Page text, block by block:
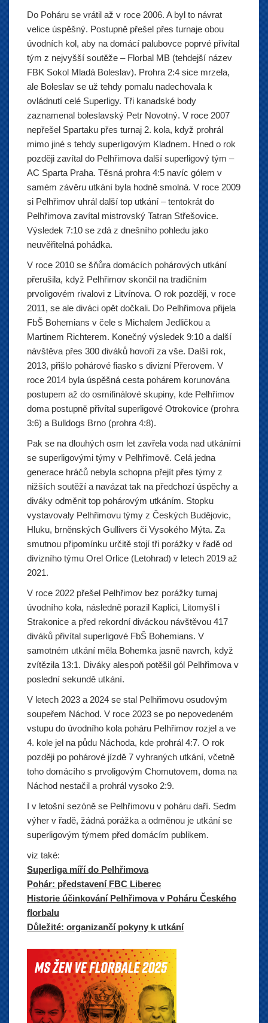
Do Poháru se vrátil až v roce 2006. A byl to návrat
velice úspěšný. Postupně přešel přes turnaje obou
úvodních kol, aby na domácí palubovce poprvé přivítal
tým z nejvyšší soutěže – Florbal MB (tehdejší název
FBK Sokol Mladá Boleslav). Prohra 2:4 sice mrzela,
ale Boleslav se už tehdy pomalu nadechovala k
ovládnutí celé Superligy. Tři kanadské body
zaznamenal boleslavský Petr Novotný. V roce 2007
nepřešel Spartaku přes turnaj 2. kola, když prohrál
mimo jiné s tehdy superligovým Kladnem. Hned o rok
později zavítal do Pelhřimova další superligový tým –
AC Sparta Praha. Těsná prohra 4:5 navíc gólem v
samém závěru utkání byla hodně smolná. V roce 2009
si Pelhřimov uhrál další top utkání – tentokrát do
Pelhřimova zavítal mistrovský Tatran Střešovice.
Výsledek 7:10 se zdá z dnešního pohledu jako
neuvěřitelná pohádka.
V roce 2010 se šňůra domácích pohárových utkání
přerušila, když Pelhřimov skončil na tradičním
prvoligovém rivalovi z Litvínova. O rok později, v roce
2011, se ale diváci opět dočkali. Do Pelhřimova přijela
FbŠ Bohemians v čele s Michalem Jedličkou a
Martinem Richterem. Konečný výsledek 9:10 a další
návštěva přes 300 diváků hovoří za vše. Další rok,
2013, přišlo pohárové fiasko s divizní Přerovem. V
roce 2014 byla úspěšná cesta pohárem korunována
postupem až do osmifinálové skupiny, kde Pelhřimov
doma postupně přivítal superligové Otrokovice (prohra
3:6) a Bulldogs Brno (prohra 4:8).
Pak se na dlouhých osm let zavřela voda nad utkáními
se superligovými týmy v Pelhřimově. Celá jedna
generace hráčů nebyla schopna přejít přes týmy z
nižších soutěží a navázat tak na předchozí úspěchy a
diváky odměnit top pohárovým utkáním. Stopku
vystavovaly Pelhřimovu týmy z Českých Budějovic,
Hluku, brněnských Gullivers či Vysokého Mýta. Za
smutnou připomínku určitě stojí tři porážky v řadě od
divizního týmu Orel Orlice (Letohrad) v letech 2019 až
2021.
V roce 2022 přešel Pelhřimov bez porážky turnaj
úvodního kola, následně porazil Kaplici, Litomyšl i
Strakonice a před rekordní diváckou návštěvou 417
diváků přivítal superligové FbŠ Bohemians. V
samotném utkání měla Bohemka jasně navrch, když
zvítězila 13:1. Diváky alespoň potěšil gól Pelhřimova v
poslední sekundě utkání.
V letech 2023 a 2024 se stal Pelhřimovu osudovým
soupeřem Náchod. V roce 2023 se po nepovedeném
vstupu do úvodního kola poháru Pelhřimov rozjel a ve
4. kole jel na půdu Náchoda, kde prohrál 4:7. O rok
později po pohárové jízdě 7 vyhraných utkání, včetně
toho domácího s prvoligovým Chomutovem, doma na
Náchod nestačil a prohrál vysoko 2:9.
I v letošní sezóně se Pelhřimovu v poháru daří. Sedm
výher v řadě, žádná porážka a odměnou je utkání se
superligovým týmem před domácím publikem.
viz také:
Superliga míří do Pelhřimova
Pohár: představení FBC Liberec
Historie účinkování Pelhřimova v Poháru Českého
florbalu
Důležité: organizančí pokyny k utkání